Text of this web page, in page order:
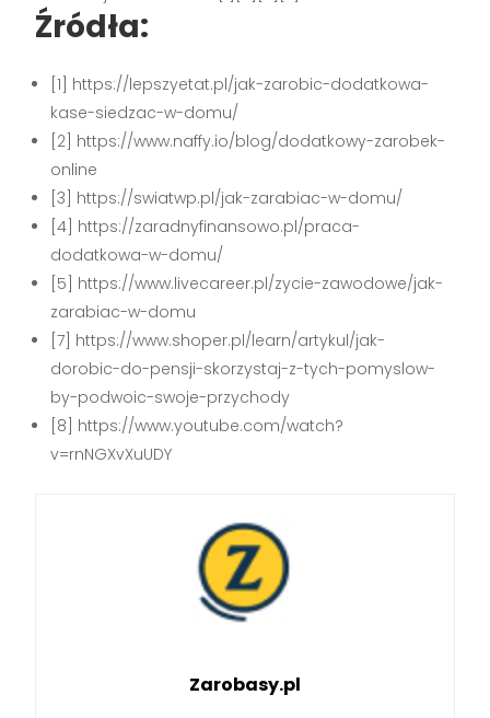
Źródła:
[1] https://lepszyetat.pl/jak-zarobic-dodatkowa-
kase-siedzac-w-domu/
[2] https://www.naffy.io/blog/dodatkowy-zarobek-
online
[3] https://swiatwp.pl/jak-zarabiac-w-domu/
[4] https://zaradnyfinansowo.pl/praca-
dodatkowa-w-domu/
[5] https://www.livecareer.pl/zycie-zawodowe/jak-
zarabiac-w-domu
[7] https://www.shoper.pl/learn/artykul/jak-
dorobic-do-pensji-skorzystaj-z-tych-pomyslow-
by-podwoic-swoje-przychody
[8] https://www.youtube.com/watch?
v=rnNGXvXuUDY
Zarobasy.pl